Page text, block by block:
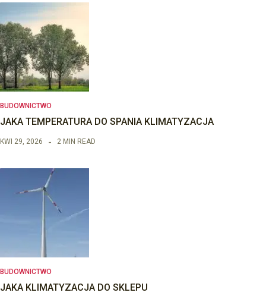
BUDOWNICTWO
JAKA TEMPERATURA DO SPANIA KLIMATYZACJA
KWI 29, 2026 2 MIN READ
BUDOWNICTWO
JAKA KLIMATYZACJA DO SKLEPU